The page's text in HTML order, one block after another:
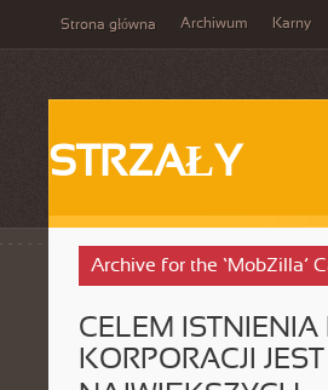
Strona główna Archiwum Karny
STRZAŁY
Archive for the ‘MobZilla’
CELEM ISTNIENIA
KORPORACJI